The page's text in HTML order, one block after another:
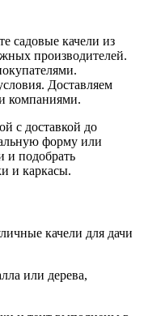
садовые качели из
производителей.
Доставляем
компаниями.
с доставкой до
форму или
и подобрать
и каркасы.
качели для дачи
или дерева,